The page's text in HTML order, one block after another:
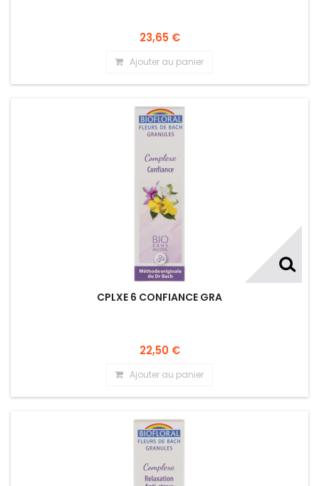
23,65 €
Ajouter au panier
CPLXE 6 CONFIANCE GRA
22,50 €
Ajouter au panier